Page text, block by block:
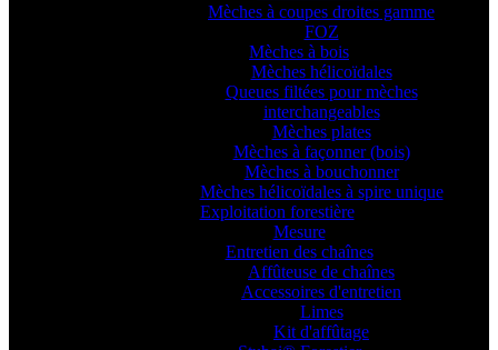
Mèches à coupes droites gamme
FOZ
Mèches à bois
Mèches hélicoïdales
Queues filtées pour mèches
interchangeables
Mèches plates
Mèches à façonner (bois)
Mèches à bouchonner
Mèches hélicoïdales à spire unique
Exploitation forestière
Mesure
Entretien des chaînes
Affûteuse de chaînes
Accessoires d'entretien
Limes
Kit d'affûtage